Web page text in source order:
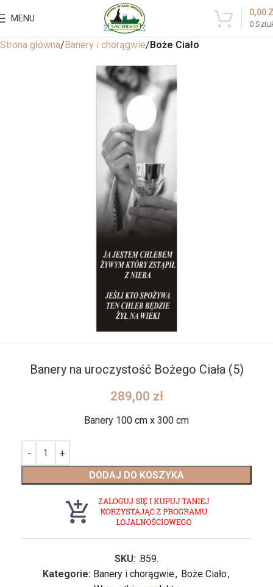
MENU
0
0,00
Strona główna Banery i chorągwie Boże Ciało
Banery na uroczystość Bożego Ciała (5)
289,00 zł
Banery 100 cm x 300 cm
DODAJ DO KOSZYKA
SKU: .859.
Kategorie: Banery i chorągwie, Boże Ciało,